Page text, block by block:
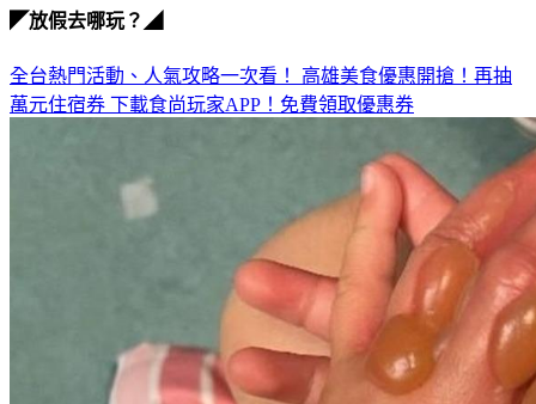
◤放假去哪玩？◢
全台熱門活動、人氣攻略一次看！ 高雄美食優惠開搶！再抽
萬元住宿券 下載食尚玩家APP！免費領取優惠券